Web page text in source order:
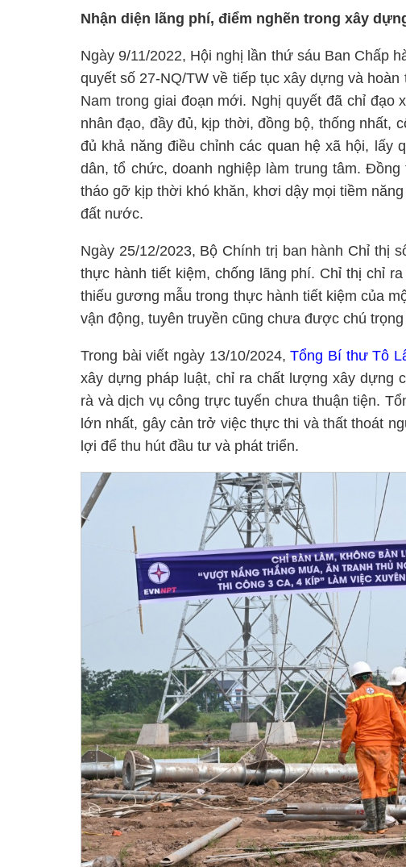
Nhận diện lãng phí, điểm nghẽn trong xây
Ngày 9/11/2022, Hội nghị lần thứ sáu Ban Chấp
quyết số 27-NQ/TW về tiếp tục xây dựng và
Nam trong giai đoạn mới. Nghị quyết đã chỉ đạo
nhân đạo, đầy đủ, kịp thời, đồng bộ, thống nhất,
đủ khả năng điều chỉnh các quan hệ xã hội,
dân, tổ chức, doanh nghiệp làm trung tâm.
tháo gỡ kịp thời khó khăn, khơi dậy mọi tiềm
đất nước.
Ngày 25/12/2023, Bộ Chính trị ban hành Chỉ thị
thực hành tiết kiệm, chống lãng phí. Chỉ thị chỉ
thiếu gương mẫu trong thực hành tiết kiệm của
vận động, tuyên truyền cũng chưa được chú
Trong bài viết ngày 13/10/2024,Tổng Bí thư Tô
xây dựng pháp luật, chỉ ra chất lượng xây dựng
rà và dịch vụ công trực tuyến chưa thuận tiện.
lớn nhất, gây cản trở việc thực thi và thất thoát
lợi để thu hút đầu tư và phát triển.